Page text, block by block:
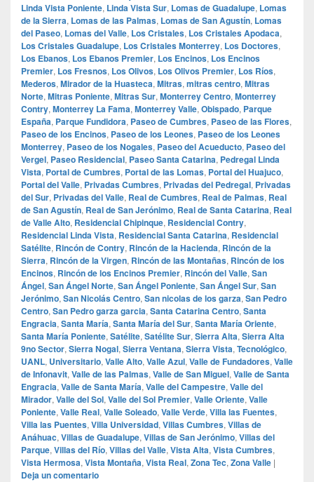
Linda Vista Poniente, Linda Vista Sur, Lomas de Guadalupe, Lomas
de la Sierra, Lomas de las Palmas, Lomas de San Agustín, Lomas
del Paseo, Lomas del Valle, Los Cristales, Los Cristales Apodaca,
Los Cristales Guadalupe, Los Cristales Monterrey, Los Doctores,
Los Ebanos, Los Ebanos Premier, Los Encinos, Los Encinos
Premier, Los Fresnos, Los Olivos, Los Olivos Premier, Los Ríos,
Mederos, Mirador de la Huasteca, Mitras, mitras centro, Mitras
Norte, Mitras Poniente, Mitras Sur, Monterrey Centro, Monterrey
Contry, Monterrey La Fama, Monterrey Valle, Obispado, Parque
España, Parque Fundidora, Paseo de Cumbres, Paseo de las Flores,
Paseo de los Encinos, Paseo de los Leones, Paseo de los Leones
Monterrey, Paseo de los Nogales, Paseo del Acueducto, Paseo del
Vergel, Paseo Residencial, Paseo Santa Catarina, Pedregal Linda
Vista, Portal de Cumbres, Portal de las Lomas, Portal del Huajuco,
Portal del Valle, Privadas Cumbres, Privadas del Pedregal, Privadas
del Sur, Privadas del Valle, Real de Cumbres, Real de Palmas, Real
de San Agustín, Real de San Jerónimo, Real de Santa Catarina, Real
de Valle Alto, Residencial Chipinque, Residencial Contry,
Residencial Linda Vista, Residencial Santa Catarina, Residencial
Satélite, Rincón de Contry, Rincón de la Hacienda, Rincón de la
Sierra, Rincón de la Virgen, Rincón de las Montañas, Rincón de los
Encinos, Rincón de los Encinos Premier, Rincón del Valle, San
Ángel, San Ángel Norte, San Ángel Poniente, San Ángel Sur, San
Jerónimo, San Nicolás Centro, San nicolas de los garza, San Pedro
Centro, San Pedro garza garcia, Santa Catarina Centro, Santa
Engracia, Santa María, Santa María del Sur, Santa María Oriente,
Santa María Poniente, Satélite, Satélite Sur, Sierra Alta, Sierra Alta
9no Sector, Sierra Nogal, Sierra Ventana, Sierra Vista, Tecnológico,
UANL, Universitario, Valle Alto, Valle Azul, Valle de Fundadores, Valle
de Infonavit, Valle de las Palmas, Valle de San Miguel, Valle de Santa
Engracia, Valle de Santa María, Valle del Campestre, Valle del
Mirador, Valle del Sol, Valle del Sol Premier, Valle Oriente, Valle
Poniente, Valle Real, Valle Soleado, Valle Verde, Villa las Fuentes,
Villa las Puentes, Villa Universidad, Villas Cumbres, Villas de
Anáhuac, Villas de Guadalupe, Villas de San Jerónimo, Villas del
Parque, Villas del Río, Villas del Valle, Vista Alta, Vista Cumbres,
Vista Hermosa, Vista Montaña, Vista Real, Zona Tec, Zona Valle |
Deja un comentario